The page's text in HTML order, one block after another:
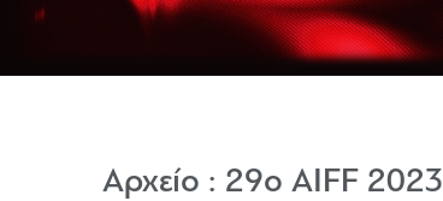
Αρχείο : 29o AIFF 2023